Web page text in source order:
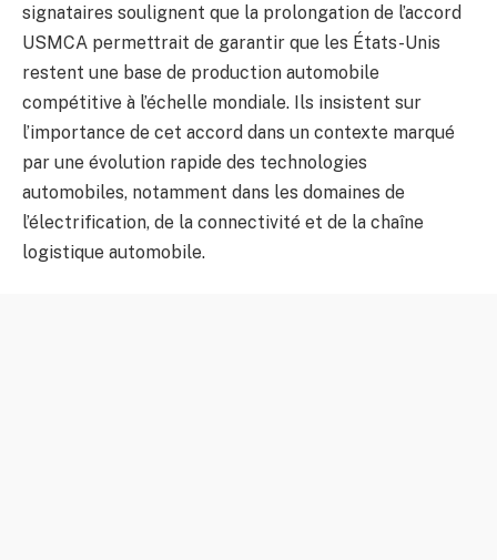
signataires soulignent que la prolongation de l’accord
USMCA permettrait de garantir que les États-Unis
restent une base de production automobile
compétitive à l’échelle mondiale. Ils insistent sur
l’importance de cet accord dans un contexte marqué
par une évolution rapide des technologies
automobiles, notamment dans les domaines de
l’électrification, de la connectivité et de la chaîne
logistique automobile.